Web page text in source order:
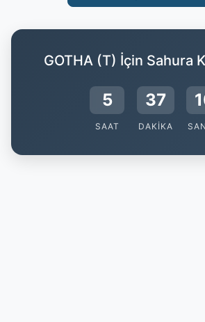
GOTHA (T) İçin Sahura
5
SAAT
37
DAKIKA